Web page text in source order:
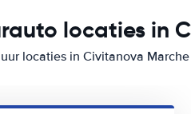
locaties in
locaties in Civitanova Marche